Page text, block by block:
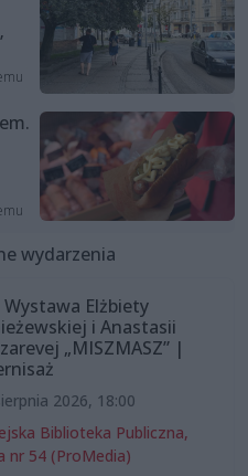
wydarzenia
Wystawa Elżbiety
i Anastasii
„MISZMASZ” |
2026, 18:00
Biblioteka Publiczna,
nr 54 (ProMedia)